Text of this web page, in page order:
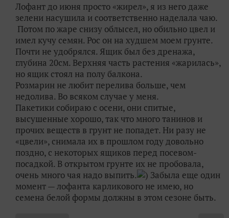
Лофант до июня просто «жирел», я из него даже
зелени насушила и соответственно наделала чаю.
Потом по жаре снизу облысел, но обильно цвел и
имел кучу семян. Рос он на худшем моем грунте.
Почти не удобрялся. Ящик был без дренажа,
глубина 20см. Верхняя часть растения «жарилась»,
но ящик стоял на полу балкона.
Розмарин не любит перелива больше, чем
недолива. Во всяком случае у меня.
Пакетики собираю с осени, они спитые,
высушенные хорошо, так что много танинов и
прочих веществ в грунт не попадет. Ни разу не
«цвели», снимала их в прошлом году довольно
поздно, с некоторых ящиков перед посевом-
посадкой. В открытом грунте их не пробовала,
очень много чая надо выпить.
) Забыла еще один
момент — лофанта карликового не имею, но
семена белой формы должны в этом сезоне быть.